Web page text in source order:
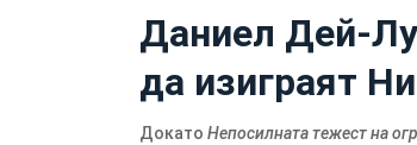
Даниел Дей-
да изиграят
Докато Непосилната тежест на